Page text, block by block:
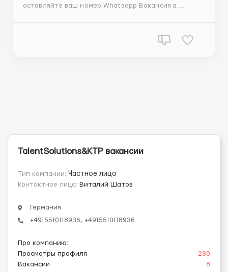
оставляйте ваш номер Whatsapp Вакансия в
работа не сложная ,заключается в упаковке вещей в
TalentSolutions&KTP вакансии
Тип компании: Частное лицо
Контактное лицо: Виталий Шатов
Германия
+4915510118936, +4915510118936
Про компанию:
Просмотры профиля
230
Вакансии
8